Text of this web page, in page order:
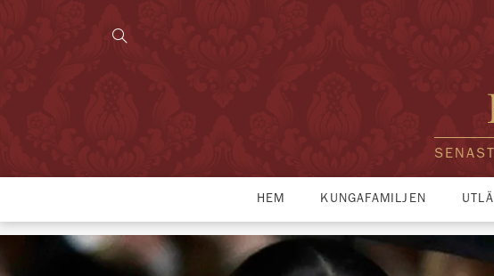
HEM KUNGAFAMILJEN